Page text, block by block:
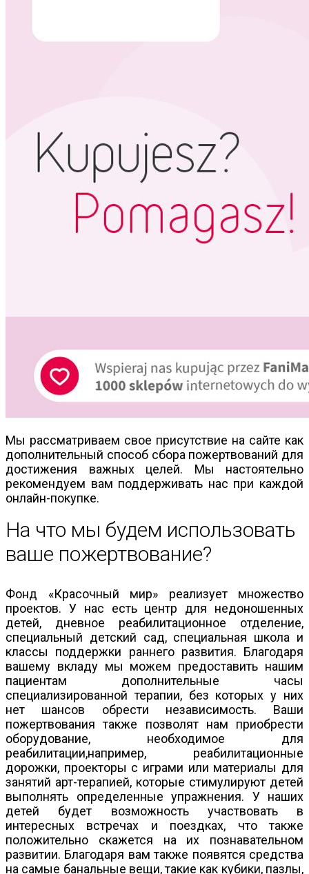
Мы рассматриваем свое присутствие на сайте как
дополнительный способ сбора пожертвований для
достижения важных целей. Мы настоятельно
рекомендуем вам поддерживать нас при каждой
онлайн-покупке.
На что мы будем использовать
ваше пожертвование?
Фонд «Красочный мир» реализует множество
проектов. У нас есть центр для недоношенных
детей, дневное реабилитационное отделение,
специальный детский сад, специальная школа и
классы поддержки раннего развития. Благодаря
вашему вкладу мы можем предоставить нашим
пациентам дополнительные часы
специализированной терапии, без которых у них
нет шансов обрести независимость. Ваши
пожертвования также позволят нам приобрести
оборудование, необходимое для
реабилитации,например, реабилитационные
дорожки, проекторы с играми или материалы для
занятий арт-терапией, которые стимулируют детей
выполнять определенные упражнения. У наших
детей будет возможность участвовать в
интересных встречах и поездках, что также
положительно скажется на их познавательном
развитии. Благодаря вам также появятся средства
на самые банальные вещи, такие как кубики, пазлы,